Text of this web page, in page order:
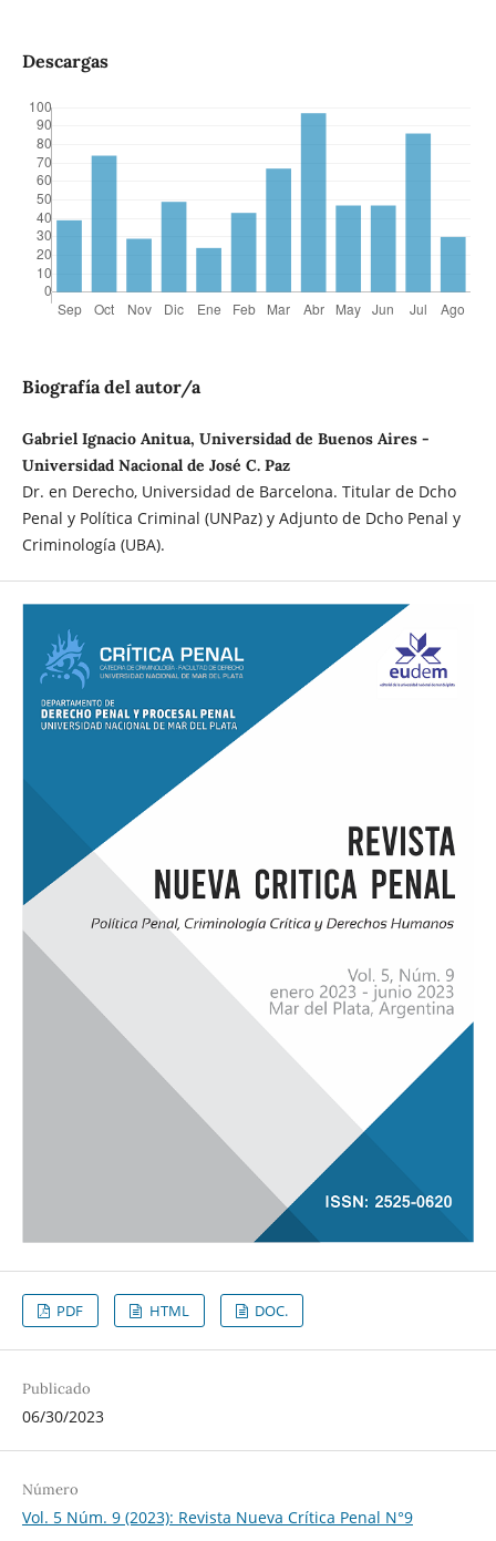
Descargas
Biografía del autor/a
Gabriel Ignacio Anitua, Universidad de Buenos Aires -
Universidad Nacional de José C. Paz
Dr. en Derecho, Universidad de Barcelona. Titular de Dcho
Penal y Política Criminal (UNPaz) y Adjunto de Dcho Penal y
Criminología (UBA).
PDF HTML DOC.
Publicado
06/30/2023
Número
Vol. 5 Núm. 9 (2023): Revista Nueva Crí­tica Penal N°9